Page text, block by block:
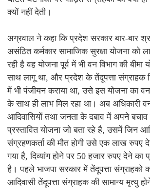
क्यों नहीं देती।
अग्रवाल ने कहा कि प्रदेश सरकार बार-बार
असंठित कर्मकार सामाजिक सुरक्षा योजना को
रही है वह योजना पूर्व में भी वन विभाग की बीमा
साथ लागू था, और प्रदेश के तेंदूपत्ता संग्राहक
में भी पंजीयन कराया था, उसे इस योजना का वन
के साथ ही लाभ मिल रहा था। अब अधिकारी
आदिवासियों तथा जनता के दबाव में अपने
प्रस्तावित योजना जो बता रहे है, उसमें जिन
संग्रहणकर्ता की मौत होगी उसे एक लाख रुपए
गया है, दिव्यांग होने पर 50 हजार रुपए देने का
है। पहले भाजपा सरकार में तेंदूपत्ता संग्राहको
आदिवासी तेंदूपत्ता संग्राहक की सामान्य मृत्यु